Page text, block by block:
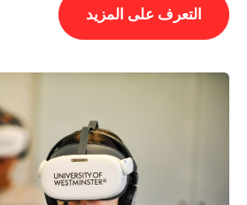
التعرف على المزيد